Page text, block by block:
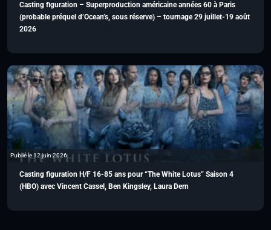
Casting figuration – Superproduction américaine années 60 à Paris
(probable préquel d’Ocean’s, sous réserve) – tournage 29 juillet-19 août
2026
Publié le 12 juin 2026
Casting figuration H/F 16-85 ans pour “The White Lotus” Saison 4
(HBO) avec Vincent Cassel, Ben Kingsley, Laura Dern